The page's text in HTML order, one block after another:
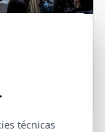
técnicas